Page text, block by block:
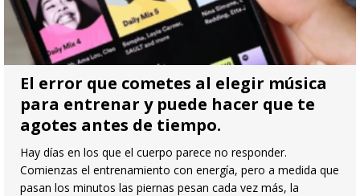
El error que cometes al elegir música
para entrenar y puede hacer que te
agotes antes de tiempo.
Hay días en los que el cuerpo parece no responder.
Comienzas el entrenamiento con energía, pero a medida que
pasan los minutos las piernas pesan cada vez más, la